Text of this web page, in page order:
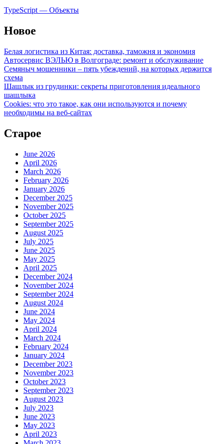
TypeScript — Объекты
Новое
Белая логистика из Китая: доставка, таможня и экономия
Автосервис ВЭЛЬЮ в Волгограде: ремонт и обслуживание
Семяныч мошенники – пять убеждений, на которых держится
схема
Шашлык из грудинки: секреты приготовления идеального
шашлыка
Cookies: что это такое, как они используются и почему
необходимы на веб-сайтах
Старое
June 2026
April 2026
March 2026
February 2026
January 2026
December 2025
November 2025
October 2025
September 2025
August 2025
July 2025
June 2025
May 2025
April 2025
December 2024
November 2024
September 2024
August 2024
June 2024
May 2024
April 2024
March 2024
February 2024
January 2024
December 2023
November 2023
October 2023
September 2023
August 2023
July 2023
June 2023
May 2023
April 2023